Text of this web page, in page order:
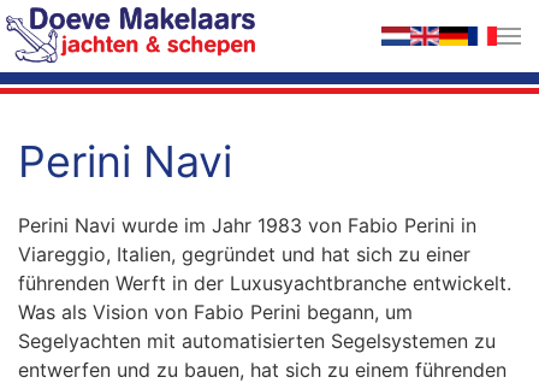
Zum Hauptinhalt springen
Perini Navi
Perini Navi wurde im Jahr 1983 von Fabio Perini in
Viareggio, Italien, gegründet und hat sich zu einer
führenden Werft in der Luxusyachtbranche entwickelt.
Was als Vision von Fabio Perini begann, um
Segelyachten mit automatisierten Segelsystemen zu
entwerfen und zu bauen, hat sich zu einem führenden